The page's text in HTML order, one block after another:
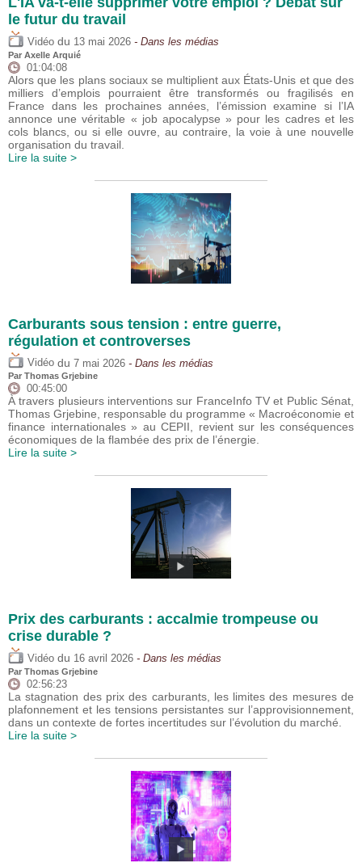
le futur du travail
Vidéo du 13 mai 2026 - Dans les médias
Par Axelle Arquié
01:04:08
Alors que les plans sociaux se multiplient aux États-Unis et que des
milliers d’emplois pourraient être transformés ou fragilisés en
France dans les prochaines années, l’émission examine si l’IA
annonce une véritable « job apocalypse » pour les cadres et les
cols blancs, ou si elle ouvre, au contraire, la voie à une nouvelle
organisation du travail.
Lire la suite >
Carburants sous tension : entre guerre,
régulation et controverses
Vidéo du 7 mai 2026 - Dans les médias
Par Thomas Grjebine
00:45:00
À travers plusieurs interventions sur FranceInfo TV et Public Sénat,
Thomas Grjebine, responsable du programme « Macroéconomie et
finance internationales » au CEPII, revient sur les conséquences
économiques de la flambée des prix de l’énergie.
Lire la suite >
Prix des carburants : accalmie trompeuse ou
crise durable ?
Vidéo du 16 avril 2026 - Dans les médias
Par Thomas Grjebine
02:56:23
La stagnation des prix des carburants, les limites des mesures de
plafonnement et les tensions persistantes sur l’approvisionnement,
dans un contexte de fortes incertitudes sur l’évolution du marché.
Lire la suite >